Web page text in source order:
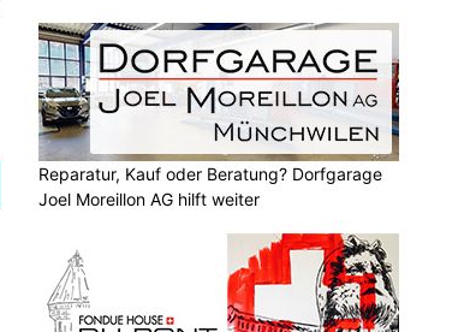
Reparatur, Kauf oder Beratung? Dorfgarage
Joel Moreillon AG hilft weiter